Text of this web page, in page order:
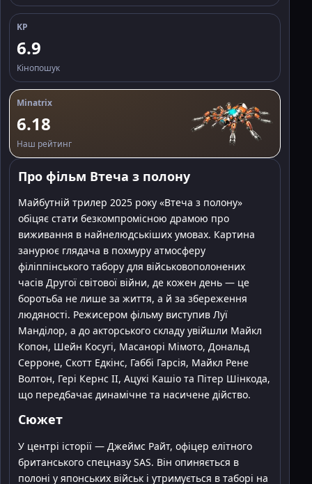
KP
6.9
Кінопошук
Minatrix
6.18
Наш рейтинг
Про фільм Втеча з полону
Майбутній трилер 2025 року «Втеча з полону»
обіцяє стати безкомпромісною драмою про
виживання в найнелюдськіших умовах. Картина
занурює глядача в похмуру атмосферу
філіппінського табору для військовополонених
часів Другої світової війни, де кожен день — це
боротьба не лише за життя, а й за збереження
людяності. Режисером фільму виступив Луї
Манділор, а до акторського складу увійшли Майкл
Копон, Шейн Косугі, Масанорі Мімото, Дональд
Серроне, Скотт Едкінс, Габбі Гарсія, Майкл Рене
Волтон, Гері Кернс II, Ацукі Кашіо та Пітер Шінкода,
що передбачає динамічне та насичене дійство.
Сюжет
У центрі історії — Джеймс Райт, офіцер елітного
британського спецназу SAS. Він опиняється в
полоні у японських військ і утримується в таборі на